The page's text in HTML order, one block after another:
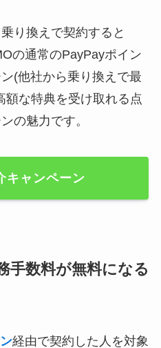
り換えで契約すると
の通常のPayPayポイン
(他社から乗り換えで最
額な特典を受け取れる点
の魅力です。
キャンペーン
手数料が無料になる
経由で契約した人を対象